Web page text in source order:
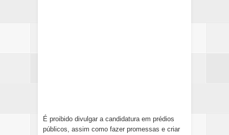
É proibido divulgar a candidatura em prédios
públicos, assim como fazer promessas e criar